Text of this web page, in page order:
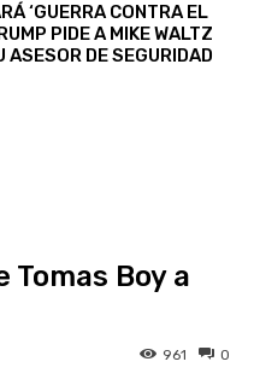
‘GUERRA CONTRA EL
PIDE A MIKE WALTZ
ASESOR DE SEGURIDAD